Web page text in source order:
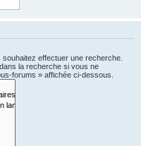
effectuer une recherche.
la recherche si vous ne
forums » affichée ci-dessous.